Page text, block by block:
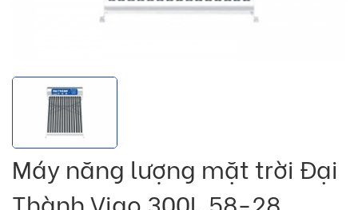
Máy năng lượng mặt trời Đại
Thành Vigo 300L 58-28